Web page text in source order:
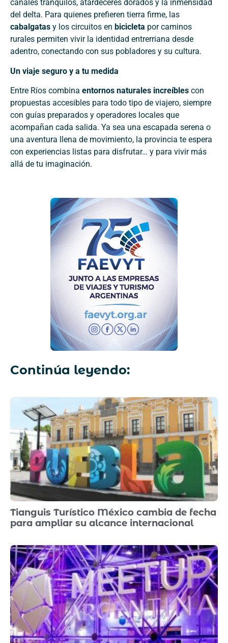
canales tranquilos, atardeceres dorados y la inmensidad
del delta. Para quienes prefieren tierra firme, las
cabalgatas y los circuitos en bicicleta por caminos
rurales permiten vivir la identidad entrerriana desde
adentro, conectando con sus pobladores y su cultura.
Un viaje seguro y a tu medida
Entre Ríos combina entornos naturales increíbles con
propuestas accesibles para todo tipo de viajero, siempre
con guías preparados y operadores locales que
acompañan cada salida. Ya sea una escapada serena o
una aventura llena de movimiento, la provincia te espera
con experiencias listas para disfrutar… y para vivir más
allá de tu imaginación.
Continúa leyendo:
Tianguis Turístico México cambia de fecha
para ampliar su alcance internacional